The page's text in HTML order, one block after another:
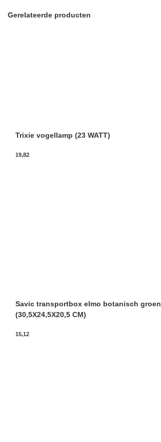
Gerelateerde producten
Trixie vogellamp (23 WATT)
19,82
Savic transportbox elmo botanisch groen
(30,5X24,5X20,5 CM)
15,12